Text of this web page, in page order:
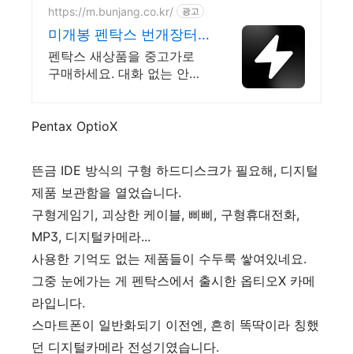
https://m.bunjang.co.kr/ 광고
미개봉 펜탁스 번개장터
국내 최대 브랜드 중고거
래
펜탁스 새상품을 중고가로
구매하세요. 대화 없는 안전
상품 매일 10만 개 이상의 신
Pentax OptioX
뜬금 IDE 방식의 구형 하드디스크가 필요해, 디지털
제품 보관함을 열었습니다.
구형게임기, 괴상한 케이블, 삐삐, 구형휴대전화,
MP3, 디지털카메라...
사용한 기억도 없는 제품들이 수두룩 쌓여있네요.
그중 눈에가는 게 펜탁스에서 출시한 옵티오X 카메
라입니다.
스마트폰이 일반화되기 이전엔, 흔히 똑딱이라 칭했
던 디지털카메라 전성기였습니다.